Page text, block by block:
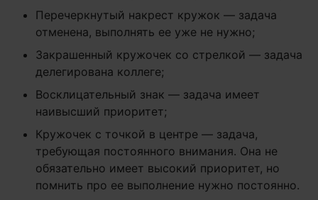
Перечеркнутый накрест кружок — задача
отменена, выполнять ее уже не нужно;
Закрашенный кружочек со стрелкой — задача
делегирована коллеге;
Восклицательный знак — задача имеет
наивысший приоритет;
Кружочек с точкой в центре — задача,
требующая постоянного внимания. Она не
обязательно имеет высокий приоритет, но
помнить про ее выполнение нужно постоянно.